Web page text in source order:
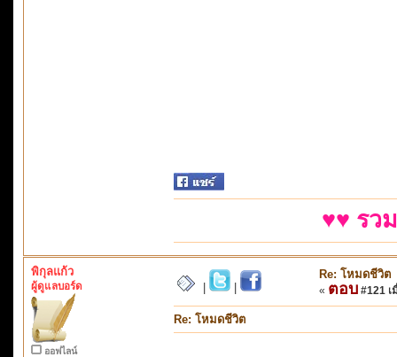
♥♥ รว
พิกุลแก้ว
ผู้ดูแลบอร์ด
ออฟไลน์
Re: โหมดชีวิต
« ตอบ #121 เ
Re: โหมดชีวิต